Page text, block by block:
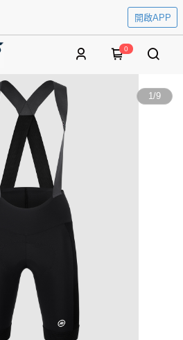
開啟APP
0
1/9